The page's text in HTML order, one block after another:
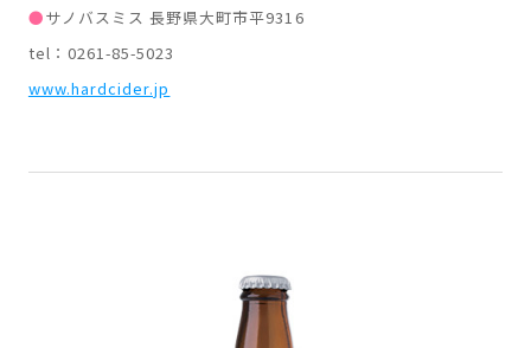
●サノバスミス 長野県大町市平9316
tel：0261-85-5023
www.hardcider.jp